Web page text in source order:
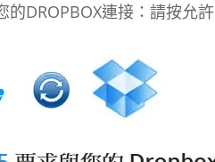
的DROPBOX連接：請按允許